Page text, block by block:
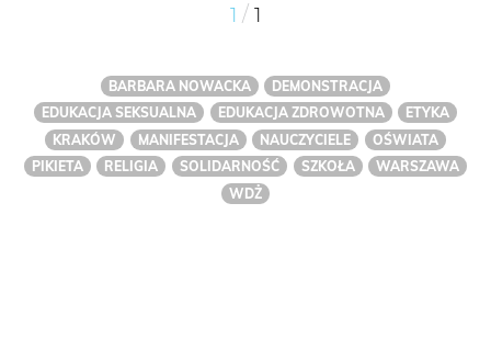
1 / 1
BARBARA NOWACKA
DEMONSTRACJA
EDUKACJA SEKSUALNA
EDUKACJA ZDROWOTNA
ETYKA
KRAKÓW
MANIFESTACJA NAUCZYCIELE
OŚWIATA
PIKIETA
RELIGIA SOLIDARNOŚĆ SZKOŁA
WARSZAWA
WDŻ